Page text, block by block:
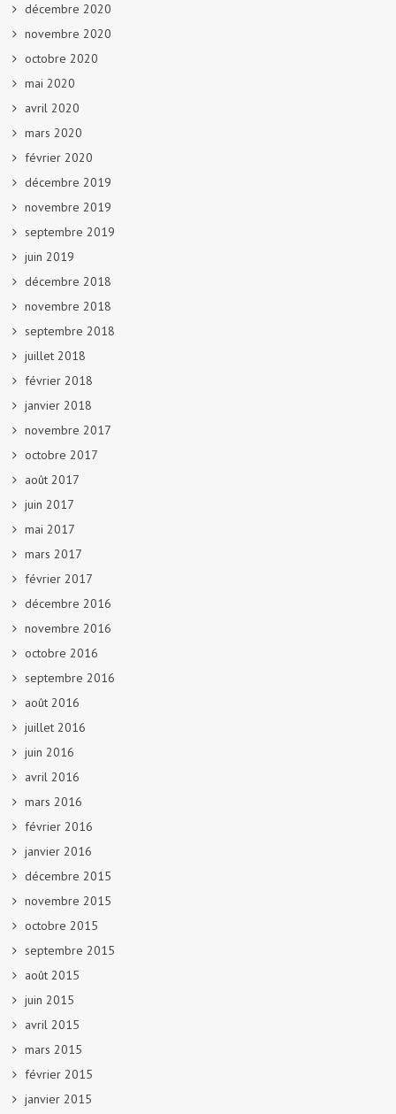
décembre 2020
novembre 2020
octobre 2020
mai 2020
avril 2020
mars 2020
février 2020
décembre 2019
novembre 2019
septembre 2019
juin 2019
décembre 2018
novembre 2018
septembre 2018
juillet 2018
février 2018
janvier 2018
novembre 2017
octobre 2017
août 2017
juin 2017
mai 2017
mars 2017
février 2017
décembre 2016
novembre 2016
octobre 2016
septembre 2016
août 2016
juillet 2016
juin 2016
avril 2016
mars 2016
février 2016
janvier 2016
décembre 2015
novembre 2015
octobre 2015
septembre 2015
août 2015
juin 2015
avril 2015
mars 2015
février 2015
janvier 2015